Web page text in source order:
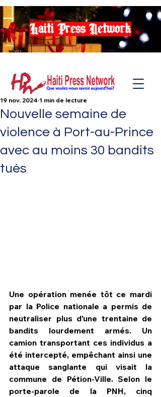
Haiti Press Network
HPN Live
Nouvelle semaine de
violence à Port-au-Prince
avec au moins 30 bandits
tués
19 nov. 2024 1 min de lecture
Une opération menée tôt ce mardi
par la Police nationale a permis de
neutraliser plus d’une trentaine de
bandits lourdement armés. Un
camion transportant ces individus a
été intercepté, empêchant ainsi une
attaque sanglante qui visait la
commune de Pétion-Ville. Selon le
porte-parole de la PNH, cinq